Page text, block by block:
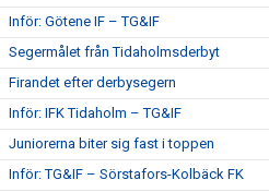
Inför: Götene IF – TG&IF
Segermålet från Tidaholmsderbyt
Firandet efter derbysegern
Inför: IFK Tidaholm – TG&IF
Juniorerna biter sig fast i toppen
Inför: TG&IF – Sörstafors-Kolbäck FK